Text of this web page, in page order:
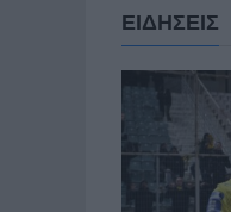
ΕΙΔΗΣΕΙΣ